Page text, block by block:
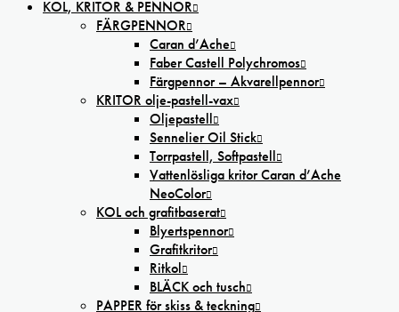
KOL, KRITOR & PENNOR
FÄRGPENNOR
Caran d’Ache
Faber Castell Polychromos
Färgpennor – Akvarellpennor
KRITOR olje-pastell-vax
Oljepastell
Sennelier Oil Stick
Torrpastell, Softpastell
Vattenlösliga kritor Caran d’Ache
NeoColor
KOL och grafitbaserat
Blyertspennor
Grafitkritor
Ritkol
BLÄCK och tusch
PAPPER för skiss & teckning